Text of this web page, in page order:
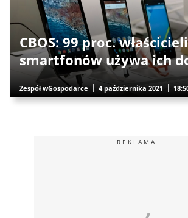
CBOS: 99 proc. właścicieli
smartfonów używa ich
Zespół wGospodarce 4 października 2021
REKLAMA